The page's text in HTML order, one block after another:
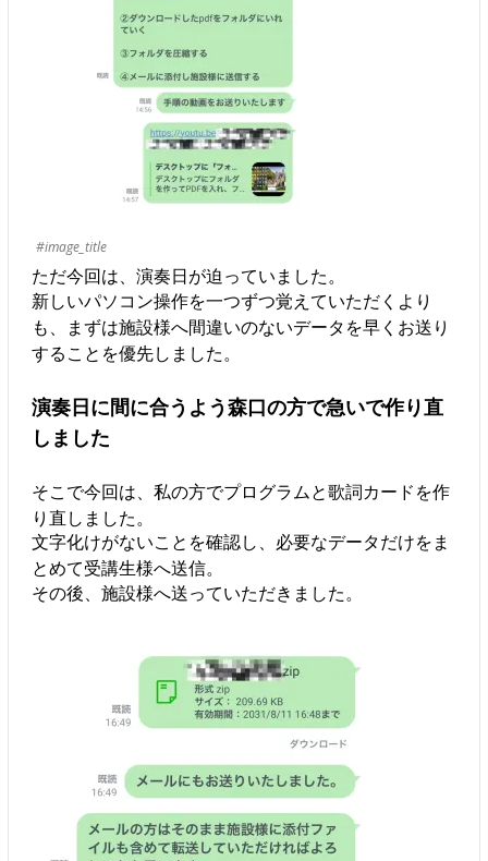
#image_title
ただ今回は、演奏日が迫っていました。
新しいパソコン操作を一つずつ覚えていただくより
も、まずは施設様へ間違いのないデータを早くお送り
することを優先しました。
演奏日に間に合うよう森口の方で急いで作り直
しました
そこで今回は、私の方でプログラムと歌詞カードを作
り直しました。
文字化けがないことを確認し、必要なデータだけをま
とめて受講生様へ送信。
その後、施設様へ送っていただきました。